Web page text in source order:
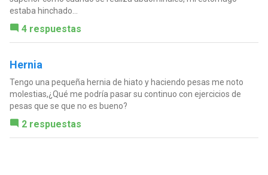
estaba hinchado...
4 respuestas
Hernia
Tengo una pequeña hernia de hiato y haciendo pesas me noto
molestias,¿Qué me podría pasar su continuo con ejercicios de
pesas que se que no es bueno?
2 respuestas